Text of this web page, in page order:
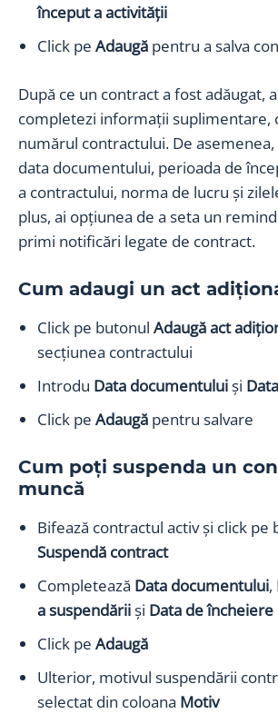
început a activității
Click pe Adaugă pentru a salva
După ce un contract a fost adăugat,
completezi informații suplimentare,
numărul contractului. De
data documentului, perioada de
a contractului, norma de lucru și
plus, ai opțiunea de a seta un
primi notificări legate de contract.
Cum adaugi un act
Click pe butonul Adaugă act
secțiunea contractului
Introdu Data documentuluiși
Click pe Adaugă pentru salvare
Cum poți suspenda un
muncă
Bifează contractul activ și click pe
Suspendă contract
Completează Data documentului,
a suspendăriiși Data de încheiere
Click pe Adaugă
Ulterior, motivul suspendării
selectat din coloana Motiv